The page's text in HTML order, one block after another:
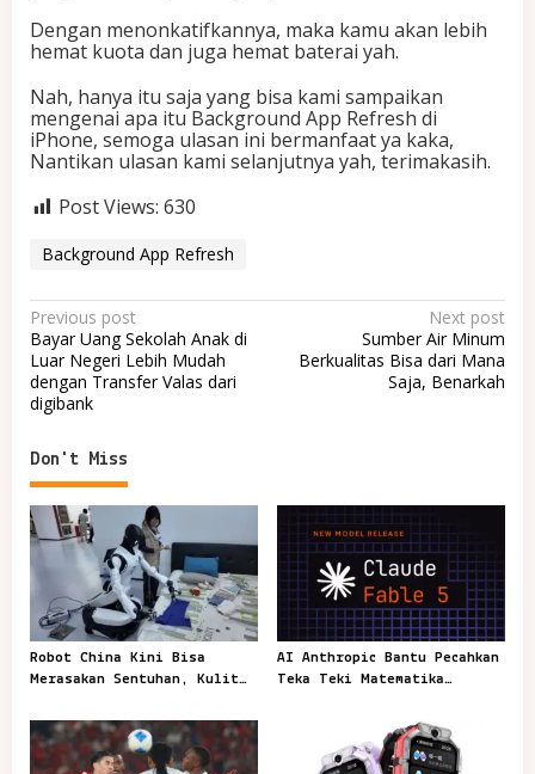
Dengan menonkatifkannya, maka kamu akan lebih
hemat kuota dan juga hemat baterai yah.
Nah, hanya itu saja yang bisa kami sampaikan
mengenai apa itu Background App Refresh di
iPhone, semoga ulasan ini bermanfaat ya kaka,
Nantikan ulasan kami selanjutnya yah, terimakasih.
Post Views: 630
Background App Refresh
P
o
s
t
n
a
v
i
g
a
t
i
o
n
Previous post
Bayar Uang Sekolah Anak di
Luar Negeri Lebih Mudah
dengan Transfer Valas dari
digibank
Next post
Sumber Air Minum
Berkualitas Bisa dari Mana
Saja, Benarkah
Don't Miss
Robot China Kini Bisa
Merasakan Sentuhan, Kulit
AI Anthropic Bantu Pecahkan
Teka Teki Matematika